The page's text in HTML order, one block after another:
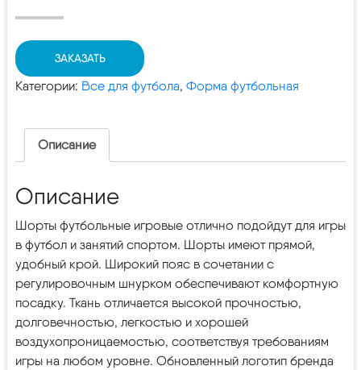
ЗАКАЗАТЬ
Категории: Все для футбола, Форма футбольная
Описание
Описание
Шорты футбольные игровые отлично подойдут для игры
в футбол и занятий спортом. Шорты имеют прямой,
удобный крой. Широкий пояс в сочетании с
регулировочным шнурком обеспечивают комфортную
посадку. Ткань отличается высокой прочностью,
долговечностью, легкостью и хорошей
воздухопроницаемостью, соответствуя требованиям
игры на любом уровне. Обновленный логотип бренда